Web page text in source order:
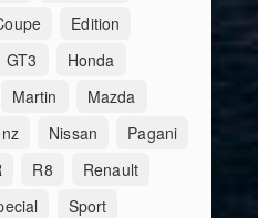
Edition
GT3
Honda
Martin
Mazda
Nissan
Pagani
R8
Renault
Sport